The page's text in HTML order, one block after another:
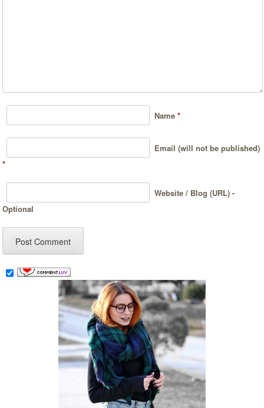
Name*
Email (will not be published)
*
Website / Blog (URL) -
Optional